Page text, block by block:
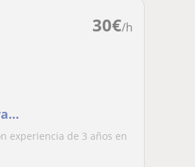
30€/h
experiencia de 3 años en